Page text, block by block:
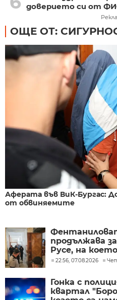
доверието си от
ОЩЕ ОТ:
Аферата във ВиК-Бургас:
от обвиняемите
продължава
Русе, на
на
22:56, 07.08.2026
Гонка с
квартал